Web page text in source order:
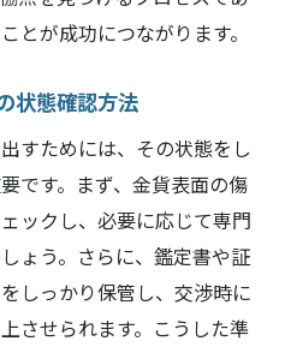
とが成功につながります。
状態確認方法
すためには、その状態をし
です。まず、金貨表面の傷
ックし、必要に応じて専門
ょう。さらに、鑑定書や証
しっかり保管し、交渉時に
させられます。こうした準